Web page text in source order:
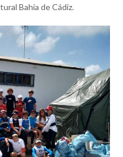
Bahía de Cádiz.